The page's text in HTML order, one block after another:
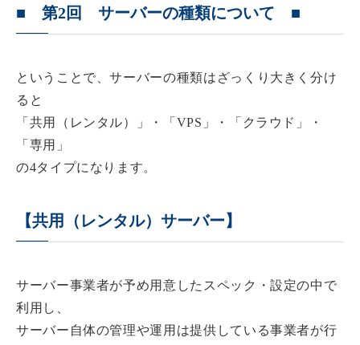
■ 第2回 サーバーの種類について ■
ということで、サーバーの種類はざっくり大きく分け
ると
「共用（レンタル）」・「VPS」・「クラウド」・
「専用」
の4タイプになります。
【共用（レンタル）サーバー】
サーバー事業者が予め用意したスペック・設定の中で
利用し、
サーバー自体の管理や運用は提供している事業者が行